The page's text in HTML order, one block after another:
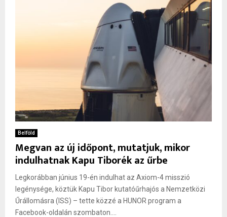
Belföld
Megvan az új időpont, mutatjuk, mikor
indulhatnak Kapu Tiborék az űrbe
Legkorábban június 19-én indulhat az Axiom-4 misszió
legénysége, köztük Kapu Tibor kutatóűrhajós a Nemzetközi
Űrállomásra (ISS) – tette közzé a HUNOR program a
Facebook-oldalán szombaton....